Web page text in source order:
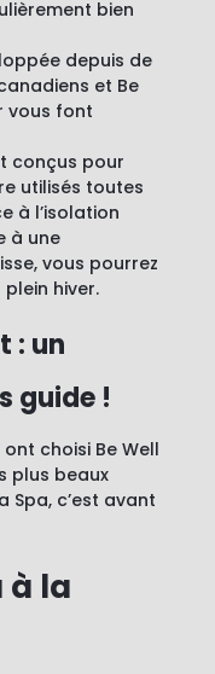
bien
depuis de
et Be
vous font
conçus pour
utilisés toutes
à l’isolation
à une
vous pourrez
hiver.
: un
guide !
choisi Be Well
plus beaux
Spa, c’est avant
à la